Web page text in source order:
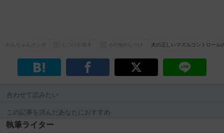
その他のしつけ 犬の正しいマズルコントロール
合わせて読みたい
この記事を読んだあなたにおすすめ
執筆ライター